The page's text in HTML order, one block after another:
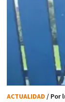
ACTUALIDAD / Por